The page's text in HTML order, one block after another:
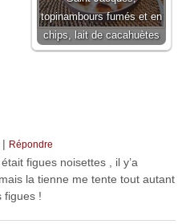
topinambours fumés et en
chips, lait de cacahuètes
| Répondre
figues noisettes , il y’a
la tienne me tente tout autant
figues !